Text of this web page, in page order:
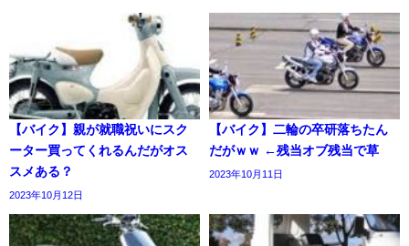
【バイク】親が就職祝いにスク
ーター買ってくれるんだがオス
スメある？
2023年10月12日
【バイク】二輪の卒研落ちたん
だがｗｗ ←残当オブ残当で草
2023年10月11日